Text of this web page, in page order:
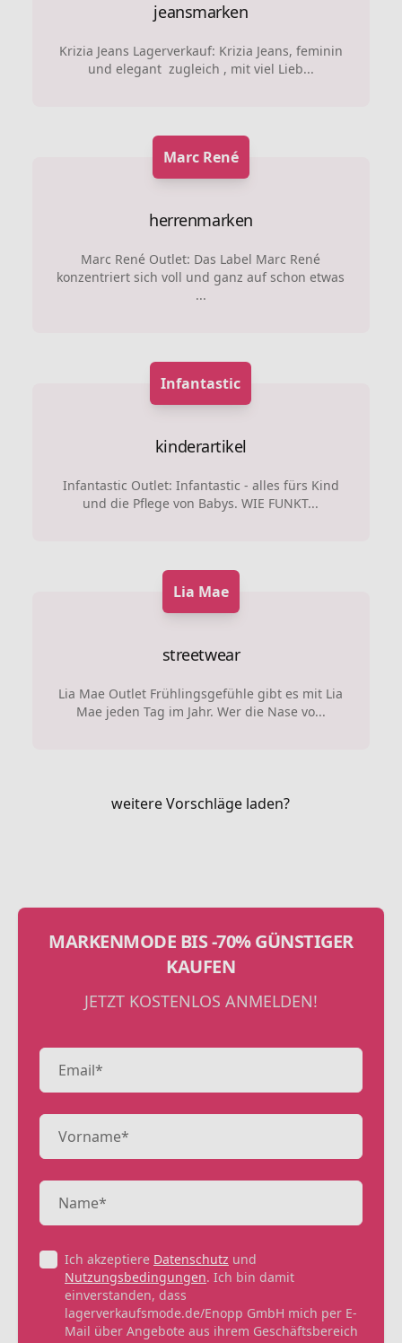
jeansmarken
Krizia Jeans Lagerverkauf: Krizia Jeans, feminin
und elegant zugleich , mit viel Lieb...
Marc René
herrenmarken
Marc René Outlet: Das Label Marc René
konzentriert sich voll und ganz auf schon etwas
...
Infantastic
kinderartikel
Infantastic Outlet: Infantastic - alles fürs Kind
und die Pflege von Babys. WIE FUNKT...
Lia Mae
streetwear
Lia Mae Outlet Frühlingsgefühle gibt es mit Lia
Mae jeden Tag im Jahr. Wer die Nase vo...
weitere Vorschläge laden?
MARKENMODE BIS -70% GÜNSTIGER
KAUFEN
JETZT KOSTENLOS ANMELDEN!
Ich akzeptiere Datenschutz und
Nutzungsbedingungen. Ich bin damit
einverstanden, dass
lagerverkaufsmode.de/Enopp GmbH mich per E-
Mail über Angebote aus ihrem Geschäftsbereich